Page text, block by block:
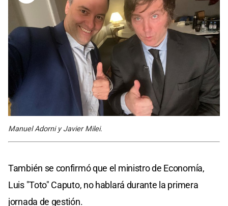
Manuel Adorni y Javier Milei.
También se confirmó que el ministro de Economía,
Luis "Toto" Caputo, no hablará durante la primera
jornada de gestión.